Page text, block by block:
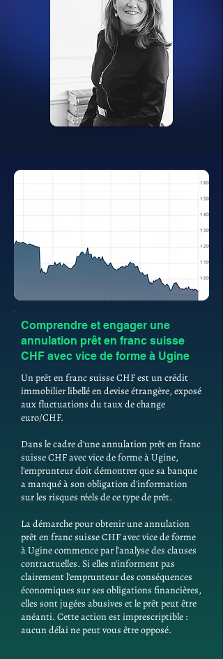
Comprendre et engager une
annulation prêt en franc suisse
CHF avec vice de forme à Ugine
Un prêt en franc suisse CHF est un crédit
immobilier libellé en devise étrangère, exposé
aux fluctuations du taux de change
euro/CHF.
Dans le cadre d'une annulation prêt en franc
suisse CHF avec vice de forme à Ugine,
l'emprunteur doit démontrer que sa banque
a manqué à son obligation d'information
sur les risques réels de ce type de prêt.
La démarche pour obtenir une annulation
prêt en franc suisse CHF avec vice de forme
à Ugine commence par l'analyse des clauses
contractuelles. Si elles n'informent pas
clairement l'emprunteur des conséquences
économiques sur ses obligations financières,
elles sont jugées abusives et le prêt peut être
anéanti. Cette action est imprescriptible :
aucun délai ne peut vous être opposé.